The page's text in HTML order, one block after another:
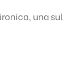
una sul